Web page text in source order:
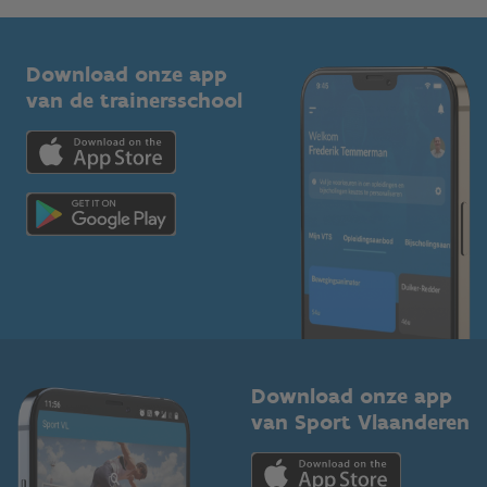
Bedrijven
Trainers en begeleiders
Topsporters
Vlaamse Trainersschool
Kennisplatform
Downloads
Voor de pers
Download onze app
van de trainersschool
Download onze app
van Sport Vlaanderen